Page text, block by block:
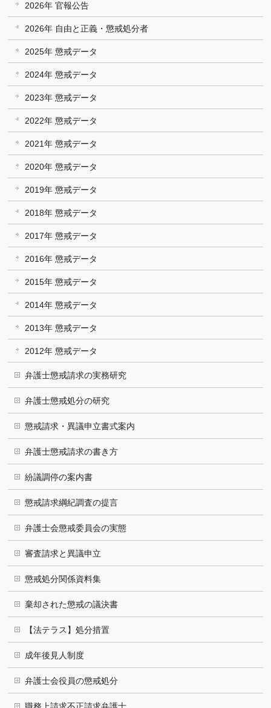
2026年 官報公告
2026年 自由と正義・懲戒処分者
2025年 懲戒データ
2024年 懲戒データ
2023年 懲戒データ
2022年 懲戒データ
2021年 懲戒データ
2020年 懲戒データ
2019年 懲戒データ
2018年 懲戒データ
2017年 懲戒データ
2016年 懲戒データ
2015年 懲戒データ
2014年 懲戒データ
2013年 懲戒データ
2012年 懲戒データ
弁護士懲戒請求の実務研究
弁護士懲戒処分の研究
懲戒請求・異議申立書式案内
弁護士懲戒請求の書き方
紛議調停の案内書
懲戒請求綱紀調査の提言
弁護士会懲戒委員会の実態
審査請求と異議申立
懲戒処分関係資料集
棄却された懲戒の議決書
【法テラス】処分措置
成年後見人制度
弁護士会役員の懲戒処分